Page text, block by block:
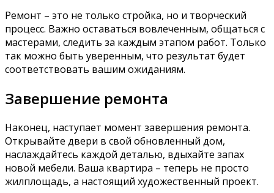
Ремонт – это не только стройка, но и творческий
процесс. Важно оставаться вовлеченным, общаться с
мастерами, следить за каждым этапом работ. Только
так можно быть уверенным, что результат будет
соответствовать вашим ожиданиям.
Завершение ремонта
Наконец, наступает момент завершения ремонта.
Открывайте двери в свой обновленный дом,
наслаждайтесь каждой деталью, вдыхайте запах
новой мебели. Ваша квартира – теперь не просто
жилплощадь, а настоящий художественный проект.